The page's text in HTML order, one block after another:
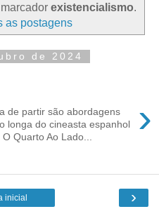
existencialismo.
as postagens
de 2024
›
de partir são abordagens
longa do cineasta espanhol
Quarto Ao Lado...
›
inicial